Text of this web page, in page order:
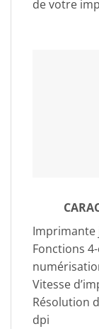
de votre
Imprimante
Fonctions
Vitesse
Résolution
dpi